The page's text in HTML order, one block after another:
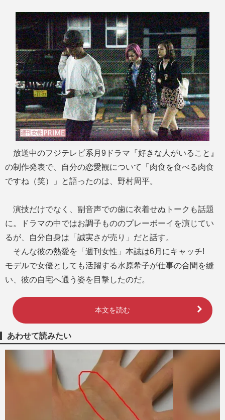
M
u
t
e
放送中のフジテレビ系月9ドラマ『好きな人がいること』
の制作発表で、自分の恋愛観について「肉食を食べる肉食
ですね（笑）」と語ったのは、野村周平。
演技だけでなく、副音声での歯に衣着せぬトークも話題
に。ドラマの中ではお調子もののプレーボーイを演じてい
るが、自分自身は「誠実さが売り」だと話す。
そんな彼の熱愛を「週刊女性」本誌は6月にキャッチ!
モデルで女優としても活躍する水原希子が仕事の合間を縫
い、彼の自宅へ通う姿を目撃したのだ。
本文を読む
あわせて読みたい